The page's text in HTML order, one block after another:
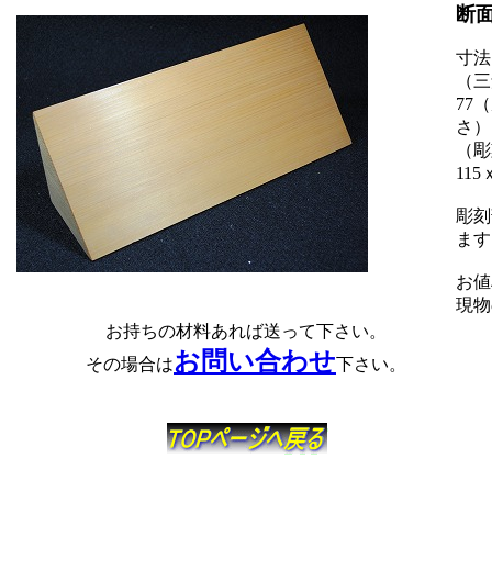
断
寸
（
77
さ
（
115
彫
ま
お
現
お持ちの材料あれば送って下さい。
その場合はお問い合わせ下さい。